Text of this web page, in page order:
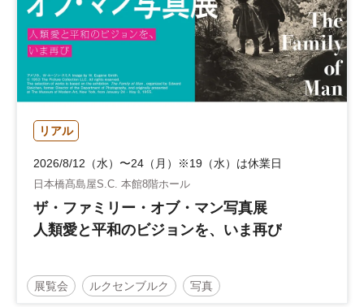
リアル
2026/8/12（水）〜24（月）※19（水）は休業日
日本橋髙島屋S.C. 本館8階ホール
ザ・ファミリー・オブ・マン写真展
人類愛と平和のビジョンを、いま再び
展覧会 ルクセンブルク 写真